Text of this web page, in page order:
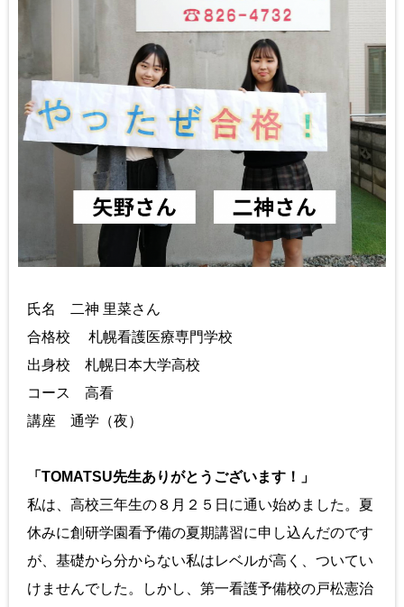
氏名 二神 里菜さん
合格校 札幌看護医療専門学校
出身校 札幌日本大学高校
コース 高看
講座 通学（夜）
「TOMATSU先生ありがとうございます！」
私は、高校三年生の８月２５日に通い始めました。夏
休みに創研学園看予備の夏期講習に申し込んだのです
が、基礎から分からない私はレベルが高く、ついてい
けませんでした。しかし、第一看護予備校の戸松憲治